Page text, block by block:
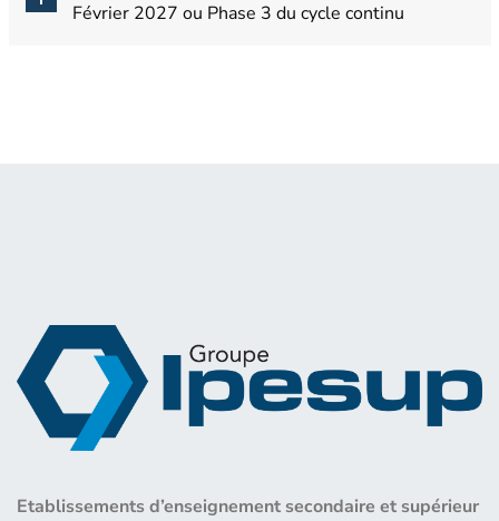
Février 2027 ou Phase 3 du cycle continu
Etablissements d’enseignement secondaire et supérieur